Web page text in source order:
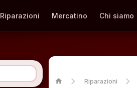
Riparazioni Mercatino Chi siamo
home Riparazioni